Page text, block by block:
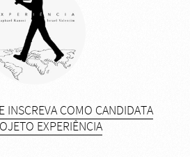
INSCREVA COMO CANDIDATA
EXPERIÊNCIA